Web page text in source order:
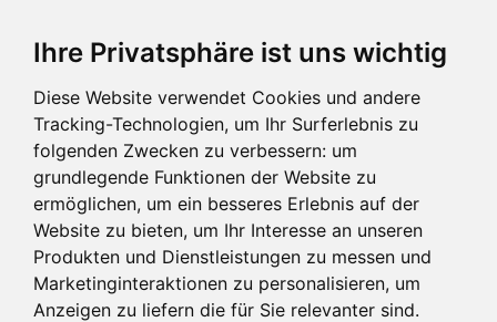
Ihre Privatsphäre ist uns wichtig
Diese Website verwendet Cookies und andere
Tracking-Technologien, um Ihr Surferlebnis zu
folgenden Zwecken zu verbessern: um
grundlegende Funktionen der Website zu
ermöglichen, um ein besseres Erlebnis auf der
Website zu bieten, um Ihr Interesse an unseren
Produkten und Dienstleistungen zu messen und
Marketinginteraktionen zu personalisieren, um
Anzeigen zu liefern die für Sie relevanter sind.
Hauptinhalt